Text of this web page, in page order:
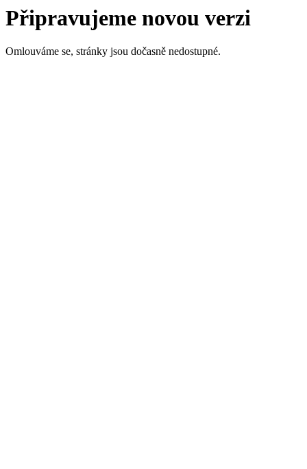
Připravujeme novou verzi
Omlouváme se, stránky jsou dočasně nedostupné.